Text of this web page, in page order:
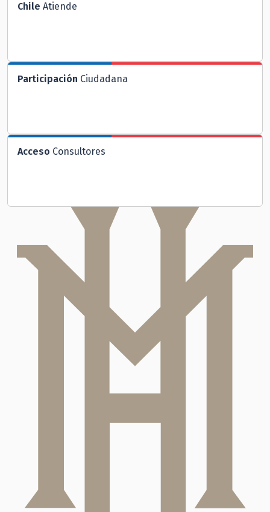
Chile Atiende
Participación Ciudadana
Acceso Consultores